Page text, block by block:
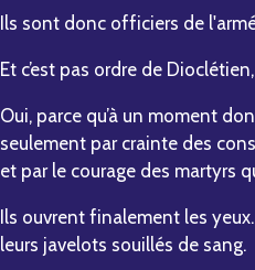
Ils sont donc officiers de
Et c’est pas ordre de
Oui, parce qu’à un moment
seulement par crainte des
et par le courage des martyrs
Ils ouvrent finalement les
leurs javelots souillés de